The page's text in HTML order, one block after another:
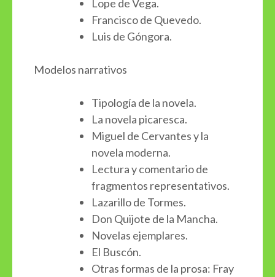
Lope de Vega.
Francisco de Quevedo.
Luis de Góngora.
Modelos narrativos
Tipología de la novela.
La novela picaresca.
Miguel de Cervantes y la
novela moderna.
Lectura y comentario de
fragmentos representativos.
Lazarillo de Tormes.
Don Quijote de la Mancha.
Novelas ejemplares.
El Buscón.
Otras formas de la prosa: Fray